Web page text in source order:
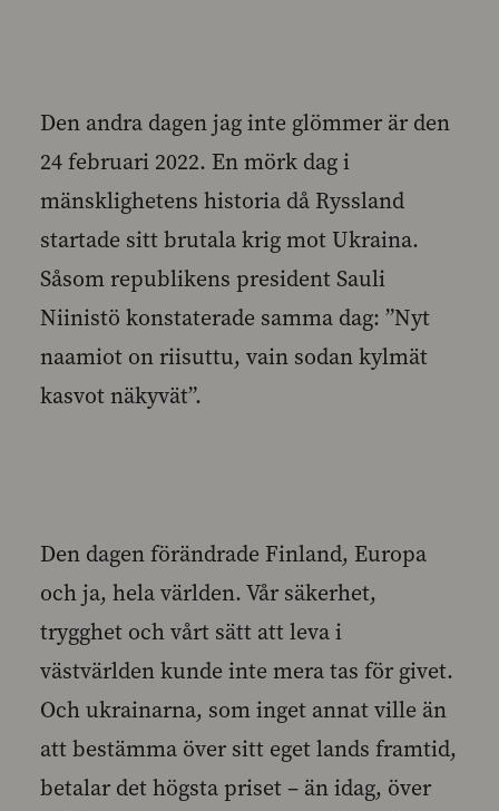
Den andra dagen jag inte glömmer är den
24 februari 2022. En mörk dag i
mänsklighetens historia då Ryssland
startade sitt brutala krig mot Ukraina.
Såsom republikens president Sauli
Niinistö konstaterade samma dag: ”Nyt
naamiot on riisuttu, vain sodan kylmät
kasvot näkyvät”.
Den dagen förändrade Finland, Europa
och ja, hela världen. Vår säkerhet,
trygghet och vårt sätt att leva i
västvärlden kunde inte mera tas för givet.
Och ukrainarna, som inget annat ville än
att bestämma över sitt eget lands framtid,
betalar det högsta priset – än idag, över